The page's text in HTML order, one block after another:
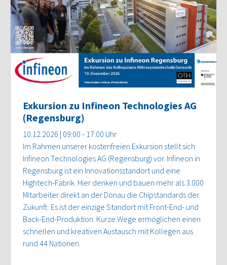
Exkursion zu Infineon Technologies AG
(Regensburg)
10.12.2026 | 09:00 - 17:00 Uhr
Im Rahmen unserer kostenfreien Exkursion stellt sich
Infineon Technologies AG (Regensburg) vor. Infineon in
Regensburg ist ein Innovationsstandort und eine
Hightech-Fabrik. Hier denken und bauen mehr als 3.000
Mitarbeiter direkt an der Donau die Chipstandards der
Zukunft. Es ist der einzige Standort mit Front-End- und
Back-End-Produktion. Kurze Wege ermöglichen einen
schnellen und kreativen Austausch mit Kollegen aus
rund 44 Nationen.